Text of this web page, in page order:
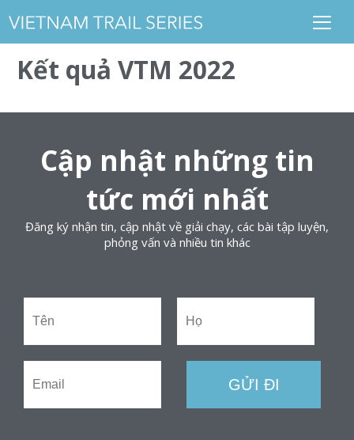
Kết quả VTM 2022
Cập nhật những tin
tức mới nhất
Đăng ký nhận tin, cập nhật về giải chạy, các bài tập luyện,
phỏng vấn và nhiều tin khác